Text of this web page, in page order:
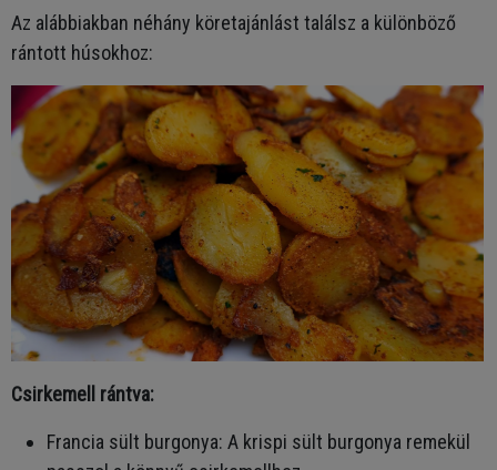
Az alábbiakban néhány köretajánlást találsz a különböző
rántott húsokhoz:
Csirkemell rántva:
Francia sült burgonya: A krispi sült burgonya remekül